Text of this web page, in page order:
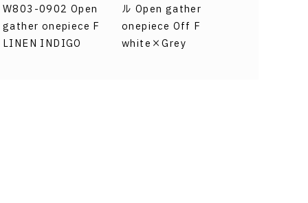
W803-0902 Open
gather onepiece F
LINEN INDIGO
ル Open gather
onepiece Off F
white×Grey